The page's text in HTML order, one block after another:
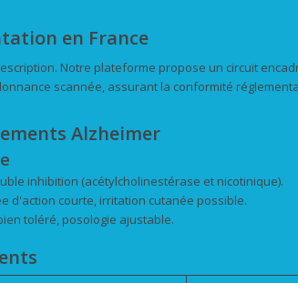
en France
Notre plateforme propose un circuit
scannée, assurant la conformité
Alzheimer
inhibition (acétylcholinestérase et nicotinique).
d'action courte, irritation cutanée possible.
toléré, posologie ajustable.